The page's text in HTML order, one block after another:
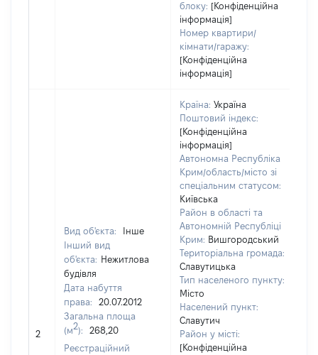
блоку: [Конфіденційна
інформація]
Номер квартири/
кімнати/гаражу:
[Конфіденційна
інформація]
2
Вид об'єкта:
Інше
Інший вид
об'єкта: Нежитлова
будівля
Дата набуття
права:
20.07.2012
Загальна площа
(м2):
268,20
Реєстраційний
Країна: Україна
Поштовий індекс:
[Конфіденційна
інформація]
Автономна Республіка
Крим/область/місто зі
спеціальним статусом:
Київська
Район в області та
Автономній Республіці
Крим: Вишгородський
Територіальна громада:
Славутицька
Тип населеного пункту:
Місто
Населений пункт:
Славутич
Район у місті:
[Конфіденційна